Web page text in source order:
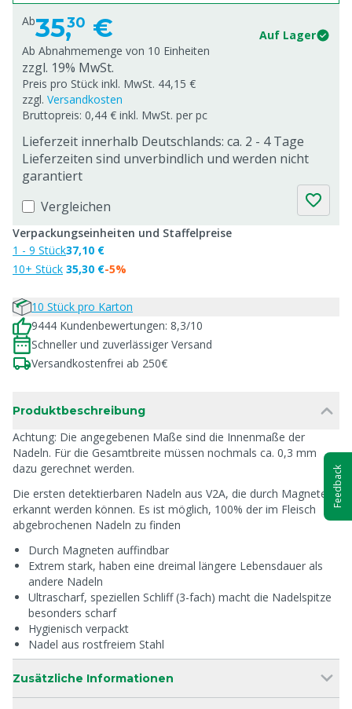
Ab35,30 €
Auf Lager
Ab Abnahmemenge von 10 Einheiten
zzgl. 19% MwSt.
Preis pro Stück inkl. MwSt. 44,15 €
zzgl. Versandkosten
Bruttopreis: 0,44 € inkl. MwSt. per pc
Lieferzeit innerhalb Deutschlands: ca. 2 - 4 Tage
Lieferzeiten sind unverbindlich und werden nicht
garantiert
Vergleichen
Verpackungseinheiten und Staffelpreise
1 - 9 Stück
10+ Stück
37,10 €
35,30 €-5%
10 Stück pro Karton
9444 Kundenbewertungen: 8,3/10
Schneller und zuverlässiger Versand
Versandkostenfrei ab 250€
Produktbeschreibung
Achtung: Die angegebenen Maße sind die Innenmaße der
Nadeln. Für die Gesamtbreite müssen nochmals ca. 0,3 mm
dazu gerechnet werden.
Die ersten detektierbaren Nadeln aus V2A, die durch Magnete
erkannt werden können. Es ist möglich, 100% der im Fleisch
abgebrochenen Nadeln zu finden
Durch Magneten auffindbar
Extrem stark, haben eine dreimal längere Lebensdauer als
andere Nadeln
Ultrascharf, speziellen Schliff (3-fach) macht die Nadelspitze
besonders scharf
Hygienisch verpackt
Nadel aus rostfreiem Stahl
Zusätzliche Informationen
Feedback